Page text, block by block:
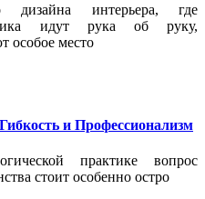
интерьера, где
идут рука об руку,
особое место
и Профессионализм
практике вопрос
стоит особенно остро